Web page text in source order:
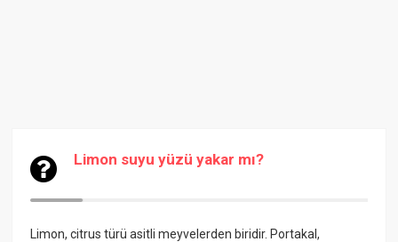
Limon suyu yüzü yakar mı?
Limon, citrus türü asitli meyvelerden biridir. Portakal,